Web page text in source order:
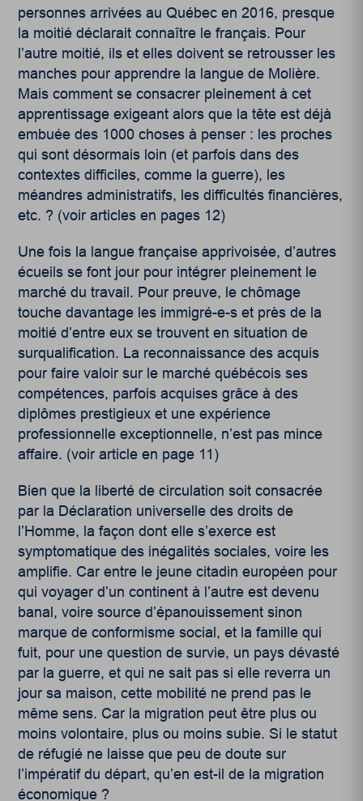
personnes arrivées au Québec en 2016, presque
la moitié déclarait connaître le français. Pour
l’autre moitié, ils et elles doivent se retrousser les
manches pour apprendre la langue de Molière.
Mais comment se consacrer pleinement à cet
apprentissage exigeant alors que la tête est déjà
embuée des 1000 choses à penser : les proches
qui sont désormais loin (et parfois dans des
contextes difficiles, comme la guerre), les
méandres administratifs, les difficultés financières,
etc. ? (voir articles en pages 12)
Une fois la langue française apprivoisée, d’autres
écueils se font jour pour intégrer pleinement le
marché du travail. Pour preuve, le chômage
touche davantage les immigré-e-s et près de la
moitié d’entre eux se trouvent en situation de
surqualification. La reconnaissance des acquis
pour faire valoir sur le marché québécois ses
compétences, parfois acquises grâce à des
diplômes prestigieux et une expérience
professionnelle exceptionnelle, n’est pas mince
affaire. (voir article en page 11)
Bien que la liberté de circulation soit consacrée
par la Déclaration universelle des droits de
l’Homme, la façon dont elle s’exerce est
symptomatique des inégalités sociales, voire les
amplifie. Car entre le jeune citadin européen pour
qui voyager d’un continent à l’autre est devenu
banal, voire source d’épanouissement sinon
marque de conformisme social, et la famille qui
fuit, pour une question de survie, un pays dévasté
par la guerre, et qui ne sait pas si elle reverra un
jour sa maison, cette mobilité ne prend pas le
même sens. Car la migration peut être plus ou
moins volontaire, plus ou moins subie. Si le statut
de réfugié ne laisse que peu de doute sur
l’impératif du départ, qu’en est-il de la migration
économique ?